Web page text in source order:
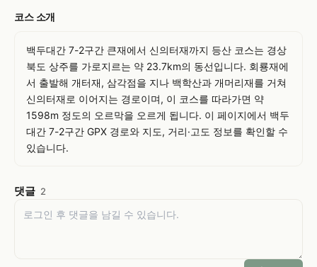
코스 소개
백두대간 7-2구간 큰재에서 신의터재까지 등산 코스는 경상
북도 상주를 가로지르는 약 23.7km의 동선입니다. 회룡재에
서 출발해 개터재, 삼각점을 지나 백학산과 개머리재를 거쳐
신의터재로 이어지는 경로이며, 이 코스를 따라가면 약
1598m 정도의 오르막을 오르게 됩니다. 이 페이지에서 백두
대간 7-2구간 GPX 경로와 지도, 거리·고도 정보를 확인할 수
있습니다.
댓글 2